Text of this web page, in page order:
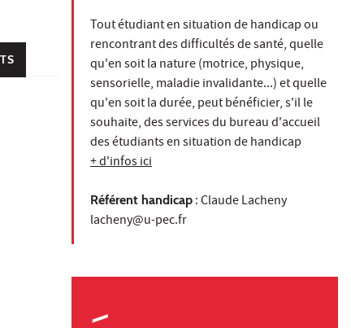
Tout étudiant en situation de handicap ou
rencontrant des difficultés de santé, quelle
qu'en soit la nature (motrice, physique,
sensorielle, maladie invalidante...) et quelle
qu'en soit la durée, peut bénéficier, s'il le
souhaite, des services du bureau d'accueil
des étudiants en situation de handicap
+ d'infos ici
Référent handicap : Claude Lacheny
lacheny@u-pec.fr